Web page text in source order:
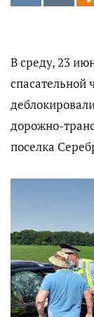
В среду, 23
дорожно-
поселка